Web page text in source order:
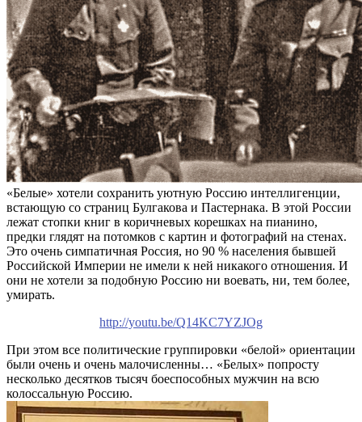
«Белые» хотели сохранить уютную Россию интеллигенции,
встающую со страниц Булгакова и Пастернака. В этой России
лежат стопки книг в коричневых корешках на пианино,
предки глядят на потомков с картин и фотографий на стенах.
Это очень симпатичная Россия, но 90 % населения бывшей
Российской Империи не имели к ней никакого отношения. И
они не хотели за подобную Россию ни воевать, ни, тем более,
умирать.
http://youtu.be/Q14KC7YZJOg
При этом все политические группировки «белой» ориентации
были очень и очень малочисленны… «Белых» попросту
несколько десятков тысяч боеспособных мужчин на всю
колоссальную Россию.